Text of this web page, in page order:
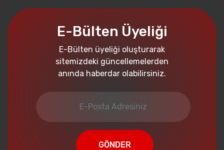
E-Bülten Üyeliği
E-Bülten üyeliği oluşturarak
sitemizdeki güncellemelerden
anında haberdar olabilirsiniz.
GÖNDER